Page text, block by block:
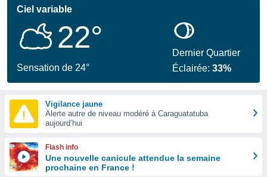
Ciel variable
22°
Sensation de 24°
Dernier Quartier
Éclairée:33%
Vigilance jaune
Alerte autre de niveau modéré à Caraguatatuba
aujourd’hui
Flash info
Une nouvelle canicule attendue la semaine
prochaine en France !